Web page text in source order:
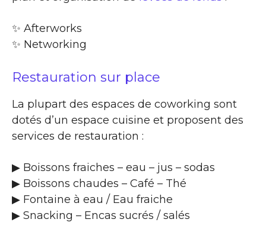
✨​ Afterworks
✨​ Networking
Restauration sur place
La plupart des espaces de coworking sont
dotés d’un espace cuisine et proposent des
services de restauration :
▶​ Boissons fraiches – eau – jus – sodas
▶​ Boissons chaudes – Café – Thé
▶​ Fontaine à eau / Eau fraiche
▶​ Snacking – Encas sucrés / salés